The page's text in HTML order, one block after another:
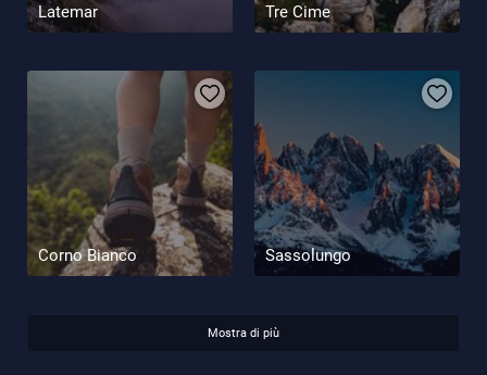
Latemar Tre Cime
Corno Bianco Sassolungo
Mostra di più